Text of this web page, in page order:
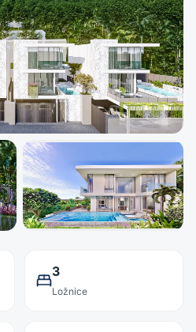
3
Ložnice